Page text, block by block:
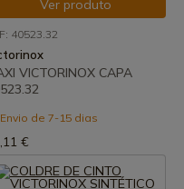
Ver produto
40523.32
VICTORINOX CAPA
Envio de 7-15 dias
€